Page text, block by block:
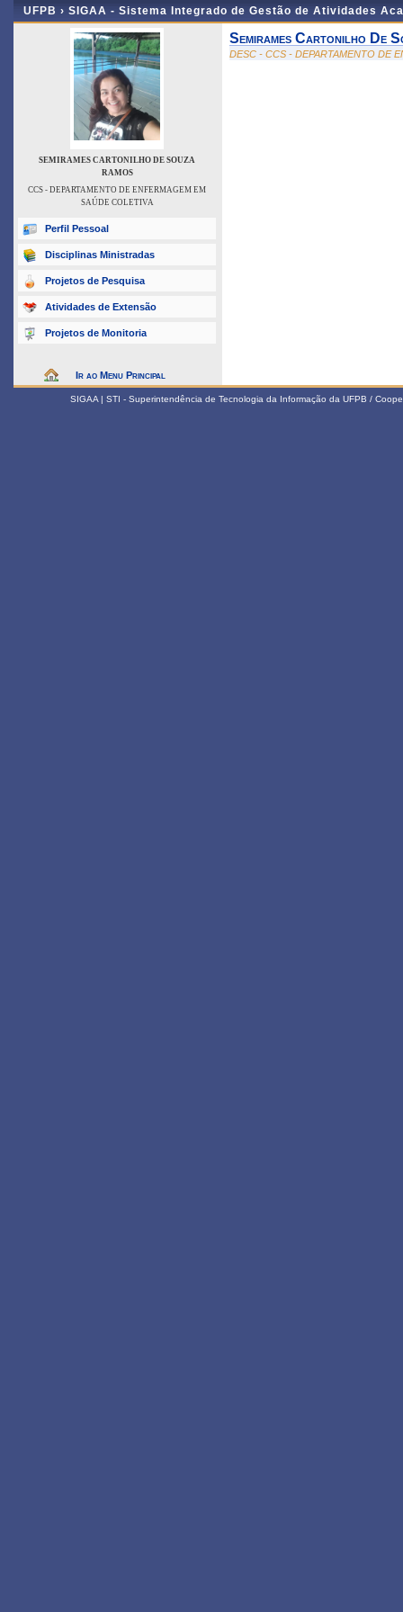
UFPB › SIGAA - Sistema Integrado de Gestão de Atividades
SEMIRAMES CARTONILHO DE SOUZA
RAMOS
CCS - DEPARTAMENTO DE ENFERMAGEM EM
SAÚDE COLETIVA
Perfil Pessoal
Disciplinas Ministradas
Projetos de Pesquisa
Atividades de Extensão
Projetos de Monitoria
Ir ao Menu Principal
Semirames Cartonilho De
DESC - CCS - DEPARTAMENTO DE
SIGAA | STI - Superintendência de Tecnologia da Informação da UFPB /